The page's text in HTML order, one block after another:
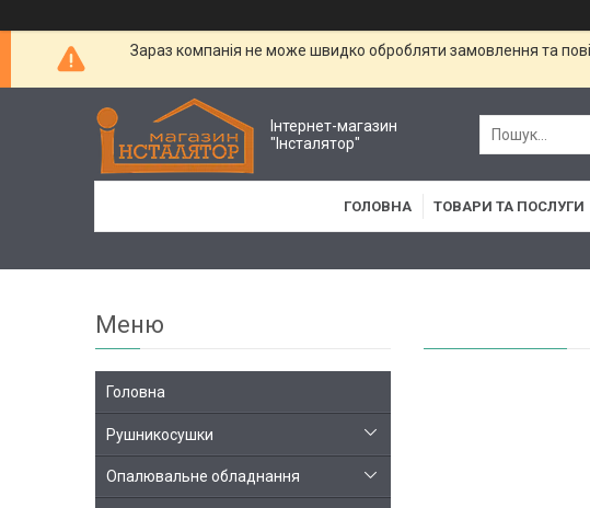
Зараз компанія не може швидко обробляти замовлення та
Інтернет-магазин
"Інсталятор"
ГОЛОВНА ТОВАРИ ТА ПОСЛУГИ
Головна
Рушникосушки
Опалювальне обладнання